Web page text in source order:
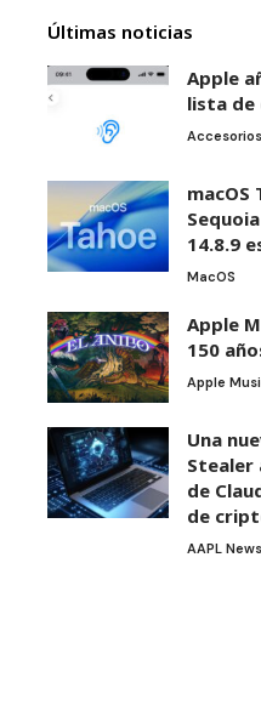
Últimas noticias
Apple
lista de
Accesorios
macOS
14.8.9
MacOS
Apple
150
Apple
Una
Stealer
de
de
AAPL News